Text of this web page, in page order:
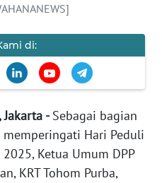
di:
Jakarta -Sebagai bagian
Hari Peduli
Ketua Umum DPP
KRT Tohom Purba,